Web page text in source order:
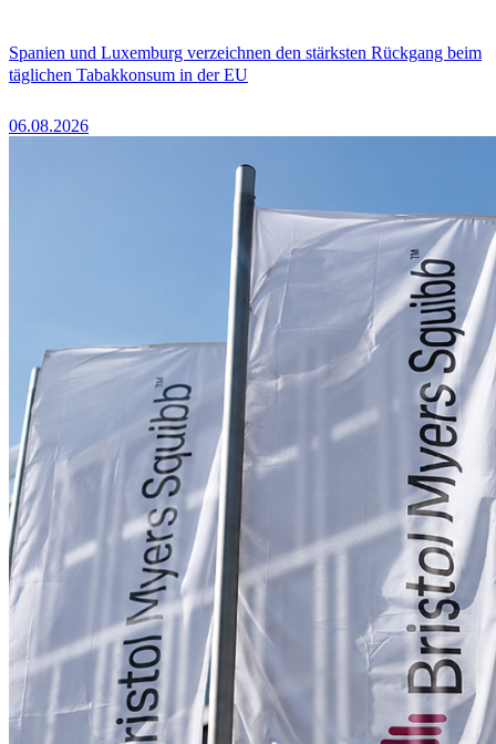
Spanien und Luxemburg verzeichnen den stärksten Rückgang beim
täglichen Tabakkonsum in der EU
06.08.2026